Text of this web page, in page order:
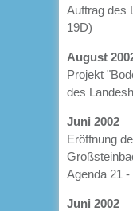
Auftrag des
19D)
August
Projekt
des
Juni 2002
Eröffnung
Agenda 21
Juni 2002